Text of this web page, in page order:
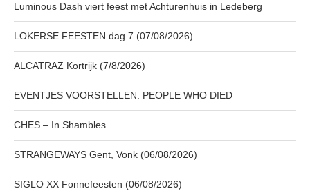
Luminous Dash viert feest met Achturenhuis in Ledeberg
LOKERSE FEESTEN dag 7 (07/08/2026)
ALCATRAZ Kortrijk (7/8/2026)
EVENTJES VOORSTELLEN: PEOPLE WHO DIED
CHES – In Shambles
STRANGEWAYS Gent, Vonk (06/08/2026)
SIGLO XX Fonnefeesten (06/08/2026)